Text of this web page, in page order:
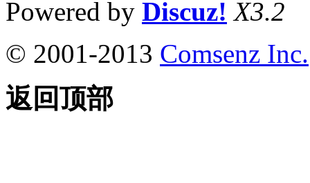
Powered by Discuz! X3.2
© 2001-2013 Comsenz Inc.
返回顶部